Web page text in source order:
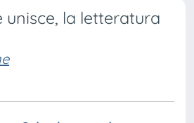
unisce, la letteratura